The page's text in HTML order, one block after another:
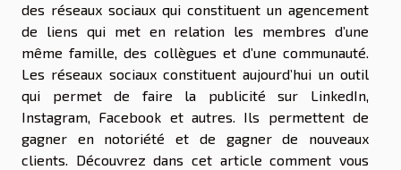
des réseaux sociaux qui constituent un agencement
de liens qui met en relation les membres d’une
même famille, des collègues et d’une communauté.
Les réseaux sociaux constituent aujourd’hui un outil
qui permet de faire la publicité sur LinkedIn,
Instagram, Facebook et autres. Ils permettent de
gagner en notoriété et de gagner de nouveaux
clients. Découvrez dans cet article comment vous